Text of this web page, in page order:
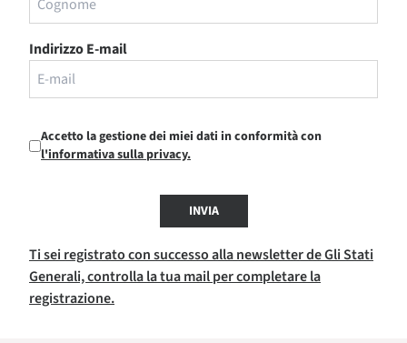
Indirizzo E-mail
Accetto la gestione dei miei dati in conformità con
l'informativa sulla privacy.
INVIA
Ti sei registrato con successo alla newsletter de Gli Stati
Generali, controlla la tua mail per completare la
registrazione.